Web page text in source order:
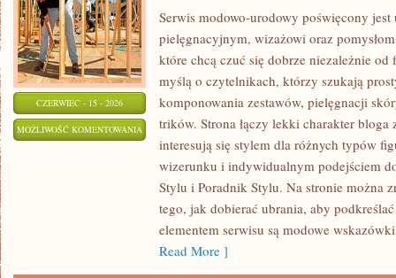
CZERWIEC - 15 - 2026
MOŻLIWOŚĆ KOMENTOWANIA LIFESTYLE
SAMOAKCEPTACJA
Serwis modowo-urodowy poświęcony
pielęgnacyjnym, wizażowi oraz
które chcą czuć się dobrze niezależnie od
myślą o czytelnikach, którzy szukają
komponowania zestawów, pielęgnacji
trików. Strona łączy lekki charakter
interesują się stylem dla różnych typów
wizerunku i indywidualnym podejściem
Stylu i Poradnik Stylu. Na stronie można
tego, jak dobierać ubrania, aby
elementem serwisu są modowe
Read More ]